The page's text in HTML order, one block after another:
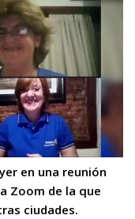
en una reunión
Zoom de la que
ciudades.